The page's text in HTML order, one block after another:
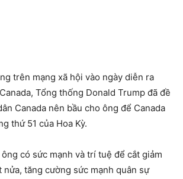
trên mạng xã hội vào ngày diễn ra
Tổng thống Donald Trump đã đề
Canada nên bầu cho ông để Canada
thứ 51 của Hoa Kỳ.
có sức mạnh và trí tuệ để cắt giảm
nửa, tăng cường sức mạnh quân sự